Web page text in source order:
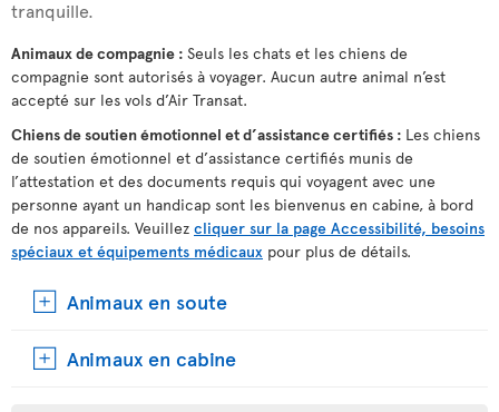
tranquille.
Animaux de compagnie : Seuls les chats et les chiens de
compagnie sont autorisés à voyager. Aucun autre animal n’est
accepté sur les vols d’Air Transat.
Chiens de soutien émotionnel et d’assistance certifiés : Les chiens
de soutien émotionnel et d’assistance certifiés munis de
l’attestation et des documents requis qui voyagent avec une
personne ayant un handicap sont les bienvenus en cabine, à bord
de nos appareils. Veuillez cliquer sur la page Accessibilité, besoins
spéciaux et équipements médicaux pour plus de détails.
Animaux en soute
Animaux en cabine